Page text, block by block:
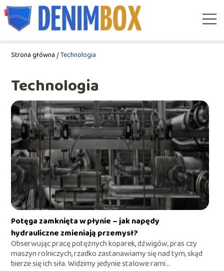
Strona główna/Technologia
Technologia
Potęga zamknięta w płynie – jak napędy
hydrauliczne zmieniają przemysł?
Obserwując pracę potężnych koparek, dźwigów, pras czy
maszyn rolniczych, rzadko zastanawiamy się nad tym, skąd
bierze się ich siła. Widzimy jedynie stalowe rami...